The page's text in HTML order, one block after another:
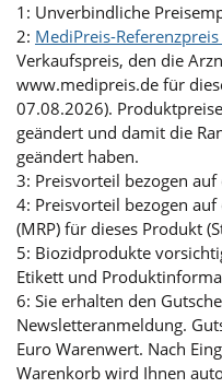
1: Unverbindliche
2: MediPreis-Referenzpreis
Verkaufspreis, den die
www.medipreis.de für
07.08.2026).
geändert und damit die
geändert haben.
3: Preisvorteil bezogen auf
4: Preisvorteil bezogen
(MRP) für dieses Produkt
5: Biozidprodukte
Etikett und
6: Sie erhalten den
Newsletteranmeldung.
Euro Warenwert. Nach
Warenkorb wird Ihnen